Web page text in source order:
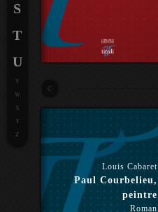
C
Louis Cabaret
Paul Courbelieu,
peintre
Roman
S
T
U
V
W
X
Y
Z